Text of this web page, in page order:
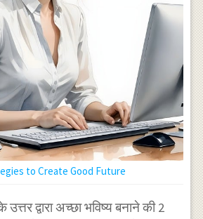
to Create Good Future
उत्तर द्वारा अच्छा भविष्य बनाने की 2